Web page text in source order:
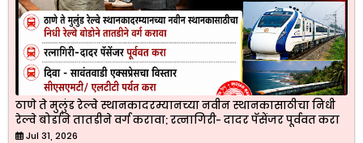
ठाणे ते मुलुंड रेल्वे स्थानकादरम्यानच्या नवीन स्थानकासाठीचा निधी
रेल्वे बोर्डाने तातडीने वर्ग करावा; रत्नागिरी- दादर पॅसेंजर पूर्ववत करा
Jul 31, 2026